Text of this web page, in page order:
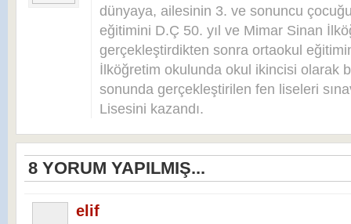
dünyaya, ailesinin 3. ve sonuncu
eğitimini D.Ç 50. yıl ve Mimar Sinan
gerçekleştirdikten sonra ortaokul
İlköğretim okulunda okul ikincisi olarak
sonunda gerçekleştirilen fen liseleri
Lisesini kazandı.
8 YORUM YAPILMIŞ...
elif